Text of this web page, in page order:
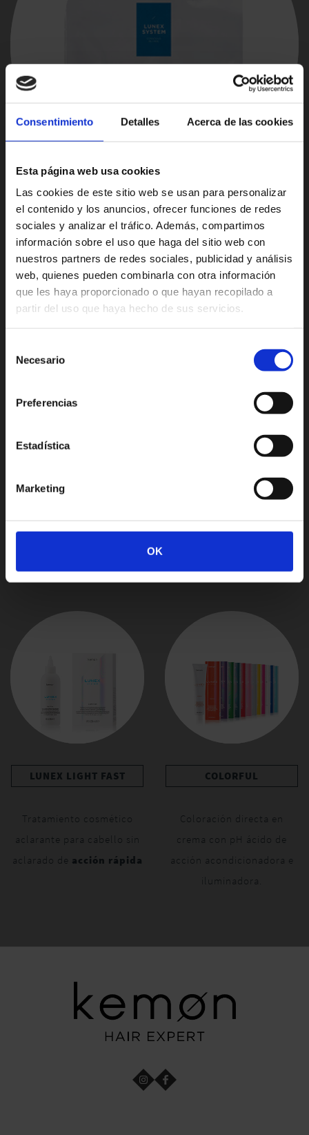
Consentimiento Detalles Acerca de las cookies
Esta página web usa cookies
Las cookies de este sitio web se usan para personalizar
el contenido y los anuncios, ofrecer funciones de redes
sociales y analizar el tráfico. Además, compartimos
información sobre el uso que haga del sitio web con
nuestros partners de redes sociales, publicidad y análisis
web, quienes pueden combinarla con otra información
que les haya proporcionado o que hayan recopilado a
partir del uso que haya hecho de sus servicios.
Necesario
Preferencias
Estadística
Marketing
OK
Productos Relacionados
LUNEX LIGHT
LUNEX LIGHT FAST
Tratamiento cosmético
aclarante para cabello sin
aclarado de acción rápida
COLORFUL
Coloración directa en
crema con pH ácido de
acción acondicionadora e
iluminadora.